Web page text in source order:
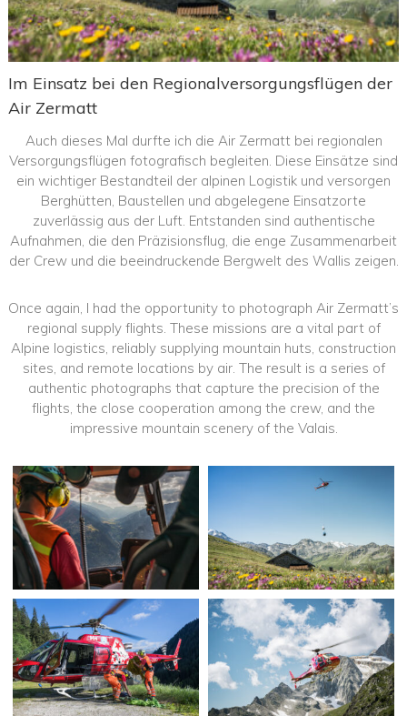
Im Einsatz bei den Regionalversorgungsflügen der
Air Zermatt
Auch dieses Mal durfte ich die Air Zermatt bei regionalen
Versorgungsflügen fotografisch begleiten. Diese Einsätze sind
ein wichtiger Bestandteil der alpinen Logistik und versorgen
Berghütten, Baustellen und abgelegene Einsatzorte
zuverlässig aus der Luft. Entstanden sind authentische
Aufnahmen, die den Präzisionsflug, die enge Zusammenarbeit
der Crew und die beeindruckende Bergwelt des Wallis zeigen.
Once again, I had the opportunity to photograph Air Zermatt’s
regional supply flights. These missions are a vital part of
Alpine logistics, reliably supplying mountain huts, construction
sites, and remote locations by air. The result is a series of
authentic photographs that capture the precision of the
flights, the close cooperation among the crew, and the
impressive mountain scenery of the Valais.